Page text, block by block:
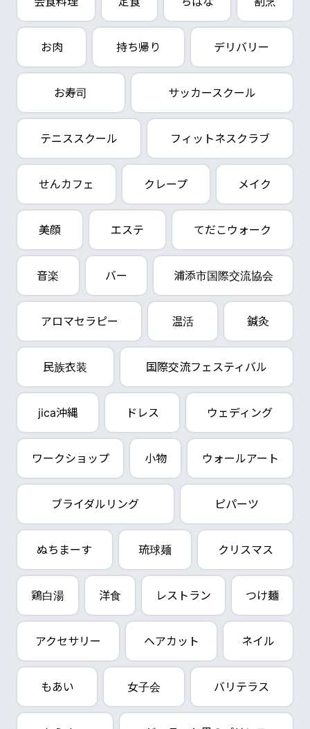
お肉 持ち帰り デリバリー
お寿司 サッカースクール
テニススクール フィットネスクラブ
せんカフェ クレープ メイク
美顔 エステ てだこウォーク
音楽 バー 浦添市国際交流協会
アロマセラピー 温活 鍼灸
民族衣装 国際交流フェスティバル
jica沖縄 ドレス ウェディング
ワークショップ 小物 ウォールアート
ブライダルリング ピパーツ
ぬちまーす 琉球麺 クリスマス
鶏白湯 洋食 レストラン つけ麺
アクセサリー ヘアカット ネイル
もあい 女子会 バリテラス